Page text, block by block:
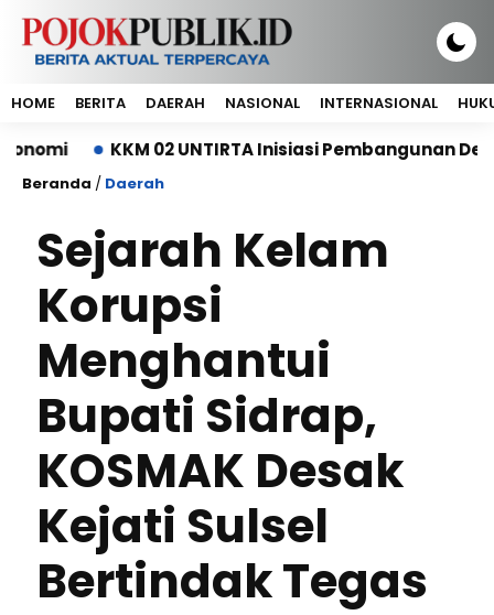
HOME BERITA DAERAH NASIONAL INTERNASIONAL
KKM 02 UNTIRTA Inisiasi Pembangunan Depo
Beranda / Daerah
Sejarah Kelam
Korupsi
Menghantui
Bupati Sidrap,
KOSMAK Desak
Kejati Sulsel
Bertindak Tegas